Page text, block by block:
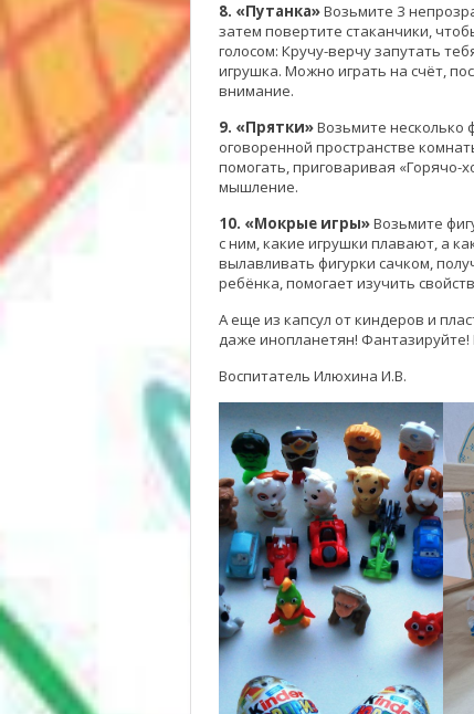
8. «Путанка»Возьмите 3
затем повертите стаканчики,
голосом: Кручу-верчу запутать
игрушка. Можно играть на счёт,
внимание.
9. «Прятки»Возьмите несколько
оговоренной пространстве
помогать, приговаривая «Горячо-
мышление.
10. «Мокрые игры»Возьмите
с ним, какие игрушки плавают, а
вылавливать фигурки сачком,
ребёнка, помогает изучить
А еще из капсул от киндеров и
даже инопланетян!
Воспитатель Илюхина И.В.